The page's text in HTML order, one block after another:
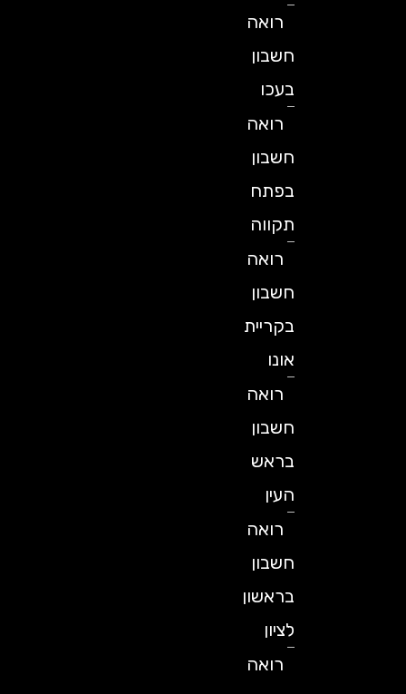
רואה
חשבון
בעכו
רואה
חשבון
בפתח
תקווה
רואה
חשבון
בקריית
רואה
חשבון
בראש
רואה
חשבון
בראשון
רואה